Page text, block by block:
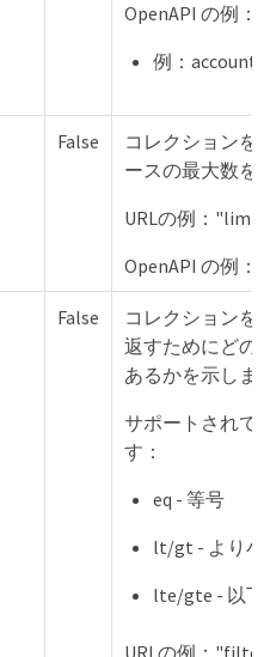
OpenAPI の例：
例：
False
コレクションを
ースの最大数を
URLの例：
OpenAPI の例：
False
コレクションを
返すためにどの
あるかを示しま
サポートされて
す：
eq - 等号
lt/gt - より小
lte/gte - 以